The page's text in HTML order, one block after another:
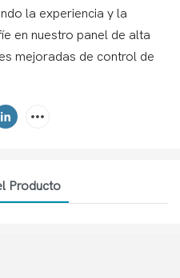
la experiencia y la
en nuestro panel de alta
mejoradas de control de
Producto